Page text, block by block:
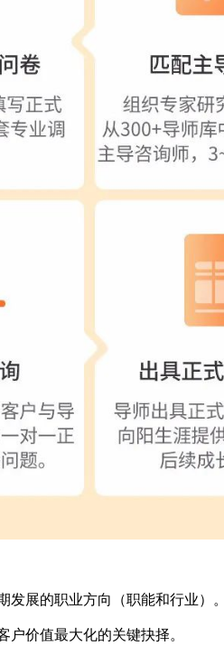
展的职业方向（职能和行业）。
户价值最大化的关键抉择。